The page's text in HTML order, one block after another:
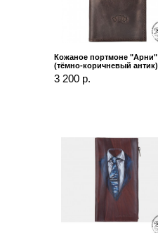
Кожаное портмоне "Арни"
(тёмно-коричневый антик)
3 200 р.